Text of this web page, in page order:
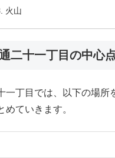
火山
二十一丁目の中心
一丁目では、以下の場所
めていきます。